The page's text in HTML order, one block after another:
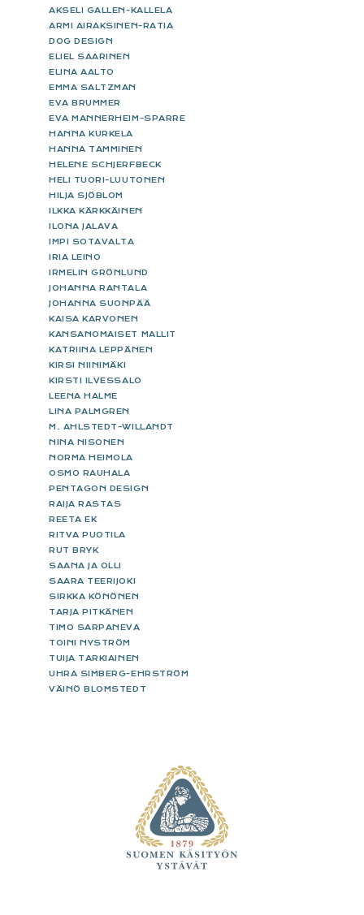
AKSELI GALLEN-KALLELA
ARMI AIRAKSINEN-RATIA
DOG DESIGN
ELIEL SAARINEN
ELINA AALTO
EMMA SALTZMAN
EVA BRUMMER
EVA MANNERHEIM-SPARRE
HANNA KURKELA
HANNA TAMMINEN
HELENE SCHJERFBECK
HELI TUORI-LUUTONEN
HILJA SJÖBLOM
ILKKA KÄRKKÄINEN
ILONA JALAVA
IMPI SOTAVALTA
IRIA LEINO
IRMELIN GRÖNLUND
JOHANNA RANTALA
JOHANNA SUONPÄÄ
KAISA KARVONEN
KANSANOMAISET MALLIT
KATRIINA LEPPÄNEN
KIRSI NIINIMÄKI
KIRSTI ILVESSALO
LEENA HALME
LINA PALMGREN
M. AHLSTEDT-WILLANDT
NINA NISONEN
NORMA HEIMOLA
OSMO RAUHALA
PENTAGON DESIGN
RAIJA RASTAS
REETA EK
RITVA PUOTILA
RUT BRYK
SAANA JA OLLI
SAARA TEERIJOKI
SIRKKA KÖNÖNEN
TARJA PITKÄNEN
TIMO SARPANEVA
TOINI NYSTRÖM
TUIJA TARKIAINEN
UHRA SIMBERG-EHRSTRÖM
VÄINÖ BLOMSTEDT